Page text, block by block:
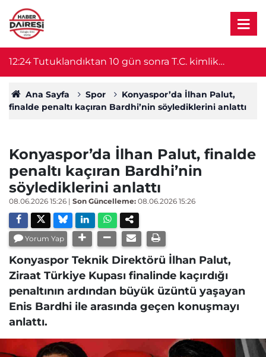
12:24Tutuklandıktan 10 gün sonra T.C. kimlik
numarası sayesinde serbest kaldı
Ana Sayfa Spor
Konyaspor’da İlhan Palut,
finalde penaltı kaçıran Bardhi’nin söylediklerini anlattı
Konyaspor’da İlhan Palut, finalde
penaltı kaçıran Bardhi’nin
söylediklerini anlattı
08.06.2026 15:26 | Son Güncelleme: 08.06.2026 15:26
Yorum Yap
Konyaspor Teknik Direktörü İlhan Palut,
Ziraat Türkiye Kupası finalinde kaçırdığı
penaltının ardından büyük üzüntü yaşayan
Enis Bardhi ile arasında geçen konuşmayı
anlattı.